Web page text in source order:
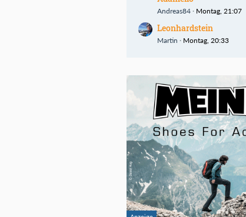
Andreas84 Montag, 21:07
Leonhardstein
Martin Montag, 20:33